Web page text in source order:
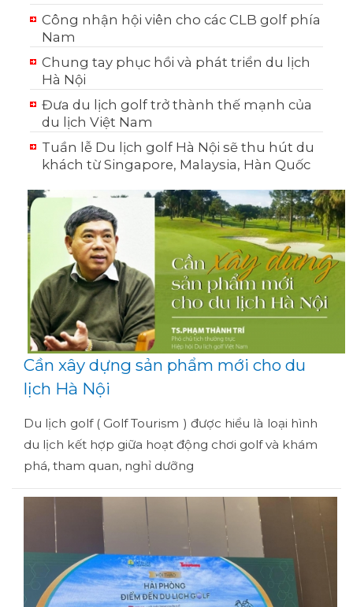
Công nhận hội viên cho các CLB golf phía
Nam
Chung tay phục hồi và phát triển du lịch
Hà Nội
Đưa du lịch golf trở thành thế mạnh của
du lịch Việt Nam
Tuần lễ Du lịch golf Hà Nội sẽ thu hút du
khách từ Singapore, Malaysia, Hàn Quốc
Cần xây dựng sản phẩm mới cho du
lịch Hà Nội
Du lịch golf ( Golf Tourism ) được hiểu là loại hình
du lịch kết hợp giữa hoạt động chơi golf và khám
phá, tham quan, nghỉ dưỡng